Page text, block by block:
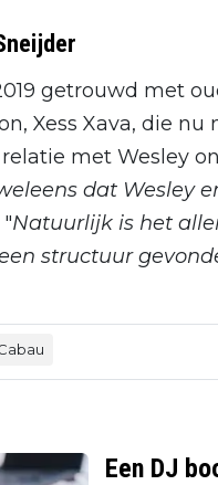
getrouwd met
Xess Xava, die
met Wesley
dat Wesley
Natuurlijk is het
structuur
Een DJ